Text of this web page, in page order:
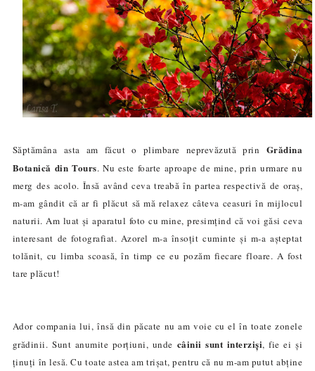
Săptămâna asta am făcut o plimbare neprevăzută prin Grădina
Botanică din Tours. Nu este foarte aproape de mine, prin urmare nu
merg des acolo. Însă având ceva treabă în partea respectivă de oraș,
m-am gândit că ar fi plăcut să mă relaxez câteva ceasuri în mijlocul
naturii. Am luat și aparatul foto cu mine, presimțind că voi găsi ceva
interesant de fotografiat. Azorel m-a însoțit cuminte și m-a așteptat
tolănit, cu limba scoasă, în timp ce eu pozăm fiecare floare. A fost
tare plăcut!
Ador compania lui, însă din păcate nu am voie cu el în toate zonele
grădinii. Sunt anumite porțiuni, unde câinii sunt interziși, fie ei și
ținuți în lesă. Cu toate astea amtrișat, pentru că nu m-am putut abține